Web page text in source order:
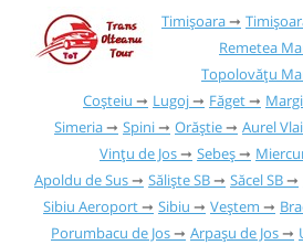
Timișoara
Remetea
Topolovățu
Coșteiu
Lugoj Făget
Simeria
Spini Orăștie Aurel
Vințu de Jos
Sebeș
Apoldu de Sus
Săliște SB Săcel SB
Sibiu Aeroport
Sibiu Veștem
Porumbacu de Jos
Arpașu de Jos